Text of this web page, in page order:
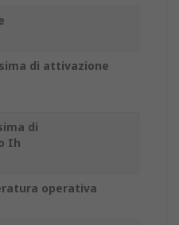
di attivazione
di
Ih
operativa